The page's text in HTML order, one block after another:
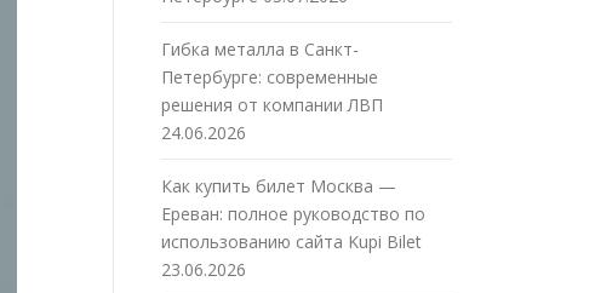
Гибка металла в Санкт-
Петербурге: современные
решения от компании ЛВП
24.06.2026
Как купить билет Москва —
Ереван: полное руководство по
использованию сайта Kupi Bilet
23.06.2026